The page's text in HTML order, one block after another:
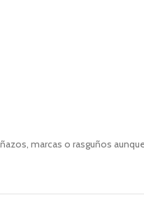
marcas o rasguños